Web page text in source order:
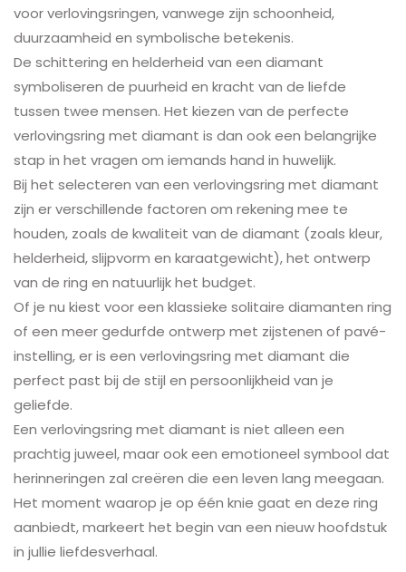
voor verlovingsringen, vanwege zijn schoonheid,
duurzaamheid en symbolische betekenis.
De schittering en helderheid van een diamant
symboliseren de puurheid en kracht van de liefde
tussen twee mensen. Het kiezen van de perfecte
verlovingsring met diamant is dan ook een belangrijke
stap in het vragen om iemands hand in huwelijk.
Bij het selecteren van een verlovingsring met diamant
zijn er verschillende factoren om rekening mee te
houden, zoals de kwaliteit van de diamant (zoals kleur,
helderheid, slijpvorm en karaatgewicht), het ontwerp
van de ring en natuurlijk het budget.
Of je nu kiest voor een klassieke solitaire diamanten ring
of een meer gedurfde ontwerp met zijstenen of pavé-
instelling, er is een verlovingsring met diamant die
perfect past bij de stijl en persoonlijkheid van je
geliefde.
Een verlovingsring met diamant is niet alleen een
prachtig juweel, maar ook een emotioneel symbool dat
herinneringen zal creëren die een leven lang meegaan.
Het moment waarop je op één knie gaat en deze ring
aanbiedt, markeert het begin van een nieuw hoofdstuk
in jullie liefdesverhaal.